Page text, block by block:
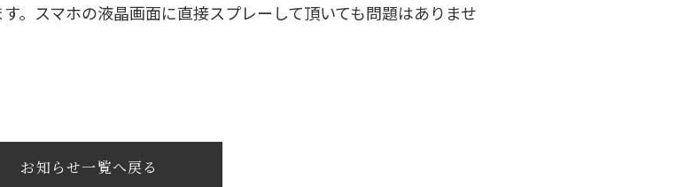
。スマホの液晶画面に直接スプレーして頂いても問題はありませ
お知らせ一覧へ戻る